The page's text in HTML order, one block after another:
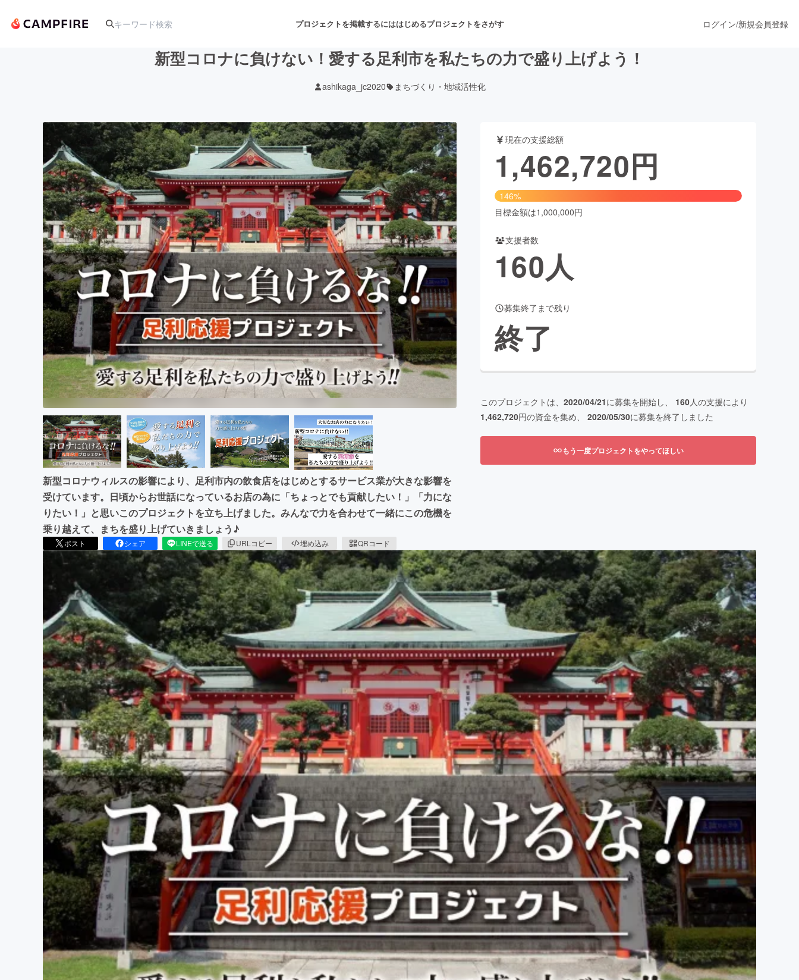
プロジェクトを掲載するにははじめるプロジェクトをさがす
アート・写真 音楽 舞台・パフォーマンス
テクノロジー・ガジェット ゲーム・サービス開発 フード・飲食店 ファッション
映像・映画 書籍・雑誌出版 アニメ・漫画
ビジネス・起業 チャレンジ ビューティー・ヘルスケア
まちづくり・地域活性化
CAMPFIRE for Social Good CAMPFIRE Creation
CAMPFIREふるさと納税machi-ya コミュニティ
ログイン/新規会員登録
新型コロナに負けない！愛する足利市を私たちの力で盛り上げよう！
ashikaga_jc2020 まちづくり・地域活性化
新型コロナウィルスの影響により、足利市内の飲食店をはじめとするサービス業が大きな影響を
受けています。日頃からお世話になっているお店の為に「ちょっとでも貢献したい！」「力にな
りたい！」と思いこのプロジェクトを立ち上げました。みんなで力を合わせて一緒にこの危機を
乗り越えて、まちを盛り上げていきましょう♪
ポスト シェア LINEで送る URLコピー 埋め込み QRコード
現在の支援総額
1,462,720円
146%
目標金額は1,000,000円
支援者数
160人
募集終了まで残り
終了
このプロジェクトは、 2020/04/21に募集を開始し、 160人の支援により
1,462,720円の資金を集め、 2020/05/30に募集を終了しました
もう一度プロジェクトをやってほしい